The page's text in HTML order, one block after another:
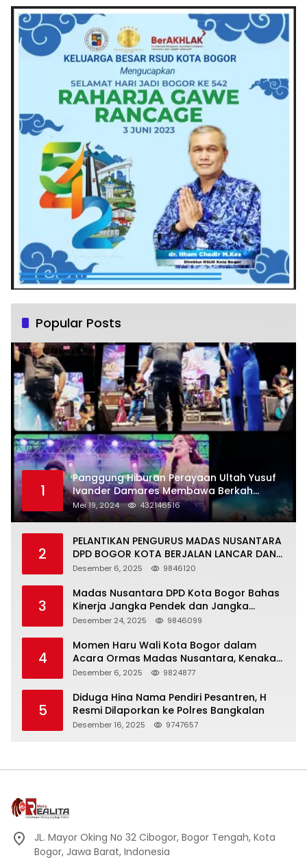
Popular Posts
1
Panggung Hiburan Perayaan Ultah Yusuf
Ivander Damares Membawa Berkah
Warga Kejapanan
Mei 19, 2024 432146516
2
PELANTIKAN PENGURUS MADAS NUSANTARA
DPD BOGOR KOTA BERJALAN LANCAR DAN
KHIDMAT
Desember 6, 2025 9846120
3
Madas Nusantara DPD Kota Bogor Bahas
Kinerja Jangka Pendek dan Jangka
Panjang
Desember 24, 2025 9846099
4
Momen Haru Wali Kota Bogor dalam
Acara Ormas Madas Nusantara, Kenakan
Peci Hitam Tinggi sebagai Simbol
Desember 6, 2025 9824877
5
Diduga Hina Nama Pendiri Pesantren, H
Resmi Dilaporkan ke Polres Bangkalan
Desember 16, 2025 9747657
JL. Mayor Oking No 32 Cibogor, Bogor Tengah, Kota
Bogor, Jawa Barat, Indonesia